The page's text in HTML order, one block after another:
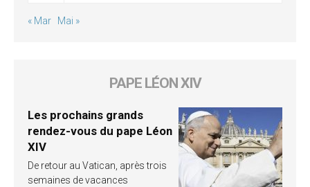
« Mar Mai »
PAPE LÉON XIV
Les prochains grands
rendez-vous du pape Léon
XIV
De retour au Vatican, après trois
semaines de vacances